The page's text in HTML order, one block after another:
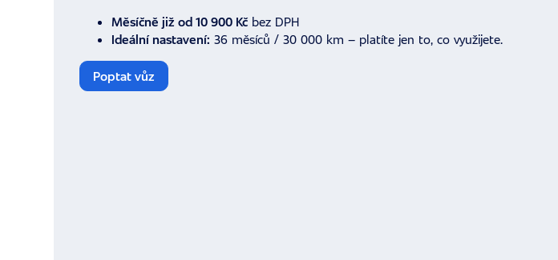
Měsíčně již od 10 900 Kč bez DPH
Ideální nastavení: 36 měsíců / 30 000 km – platíte jen to, co využijete.
Poptat vůz